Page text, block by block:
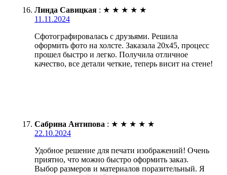
Линда Савицкая : ★ ★ ★ ★ ★
11.11.2024
Сфотографировалась с друзьями. Решила
оформить фото на холсте. Заказала 20х45, процесс
прошел быстро и легко. Получила отличное
качество, все детали четкие, теперь висит на стене!
Сабрина Антипова : ★ ★ ★ ★ ★
22.10.2024
Удобное решение для печати изображений! Очень
приятно, что можно быстро оформить заказ.
Выбор размеров и материалов поразительный. Я